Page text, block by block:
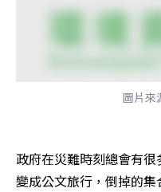
圖片來
政府在災難時刻總會有
變成公文旅行，倒掉的